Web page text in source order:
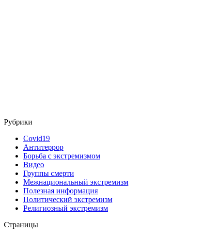
Рубрики
Covid19
Антитеррор
Борьба с экстремизмом
Видео
Группы смерти
Межнациональный экстремизм
Полезная информация
Политический экстремизм
Религиозный экстремизм
Страницы